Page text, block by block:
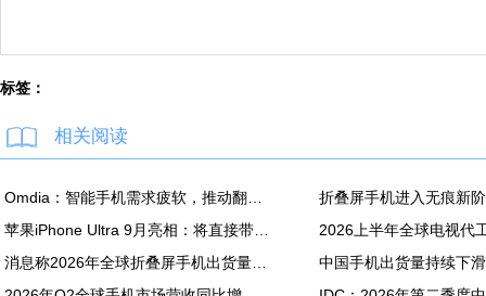
标签：
相关阅读